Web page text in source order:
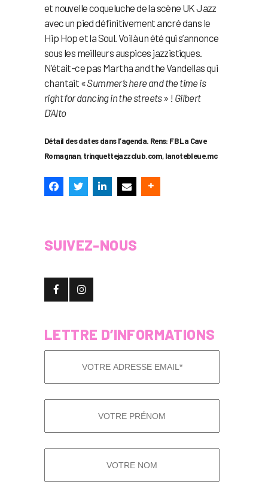
et nouvelle coqueluche de la scène UK Jazz
avec un pied définitivement ancré dans le
Hip Hop et la Soul. Voilà un été qui s’annonce
sous les meilleurs auspices jazzistiques.
N’était-ce pas Martha and the Vandellas qui
chantait «Summer’s here and the time is
right for dancing in the streets» ! Gilbert
D’Alto
Détail des dates dans l’agenda. Rens: FB La Cave
Romagnan, trinquettejazzclub.com, lanotebleue.mc
SUIVEZ-NOUS
LETTRE D’INFORMATIONS